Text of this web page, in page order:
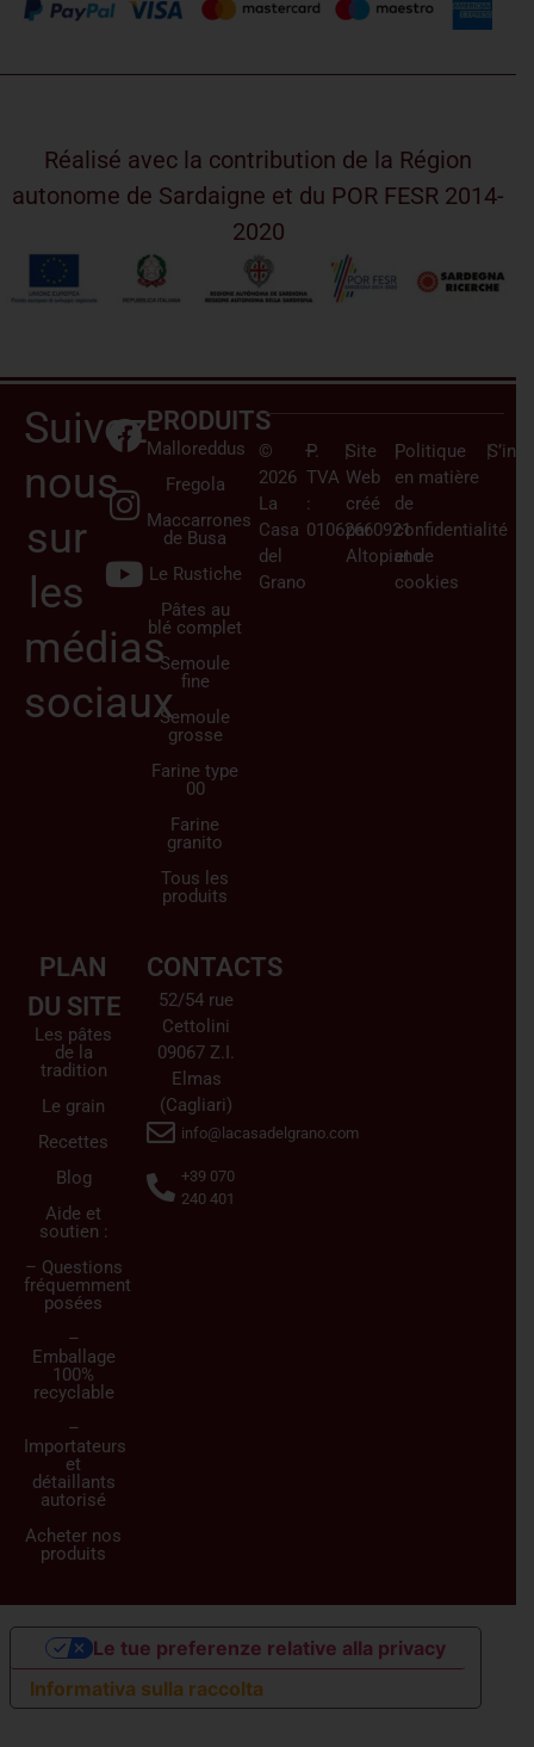
Réalisé avec la contribution de la Région
autonome de Sardaigne et du POR FESR 2014-
2020
Suivez-
nous
sur
les
médias
sociaux
PRODUITS
Malloreddus
Fregola
Maccarrones
de Busa
Le Rustiche
Pâtes au
blé complet
Semoule
fine
Semoule
grosse
Farine type
00
Farine
granito
Tous les
produits
PLAN
DU SITE
Les pâtes
de la
tradition
Le grain
Recettes
Blog
Aide et
soutien :
– Questions
fréquemment
posées
–
Emballage
100%
recyclable
–
Importateurs
et
détaillants
autorisé
Acheter nos
produits
CONTACTS
52/54 rue
Cettolini
09067 Z.I.
Elmas
(Cagliari)
info@lacasadelgrano.com
+39 070
240 401
©
2026
La
Casa
del
Grano
–
P.
TVA
:
01062660921
|Site
Web
créé
par
Altopiano
|Politique
en matière
de
confidentialité
et de
cookies
|
Informativa sulla raccolta
Le tue preferenze relative alla privacy